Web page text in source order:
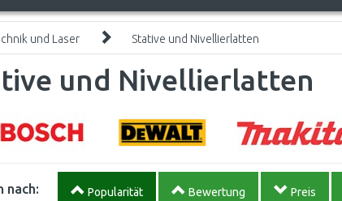
und Laser Stative und Nivellierlatten
und Nivellierlatten
nach: Popularität Bewertung Preis